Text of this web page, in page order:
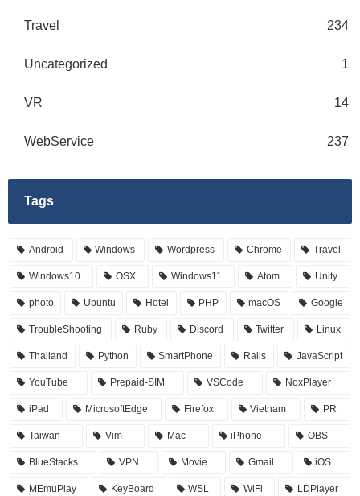
Travel 234
Uncategorized 1
VR 14
WebService 237
Tags
Android Windows Wordpress Chrome Travel
Windows10 OSX Windows11 Atom Unity
photo Ubuntu Hotel PHP macOS Google
TroubleShooting Ruby Discord Twitter Linux
Thailand Python SmartPhone Rails JavaScript
YouTube Prepaid-SIM VSCode NoxPlayer
iPad MicrosoftEdge Firefox Vietnam PR
Taiwan Vim Mac iPhone OBS
BlueStacks VPN Movie Gmail iOS
MEmuPlay KeyBoard WSL WiFi LDPlayer